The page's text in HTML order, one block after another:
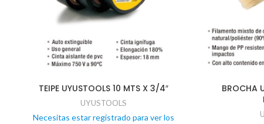
TEIPE UYUSTOOLS 10 MTS X 3/4″
UYUSTOOLS
Necesitas estar registrado para ver los
BROCHA